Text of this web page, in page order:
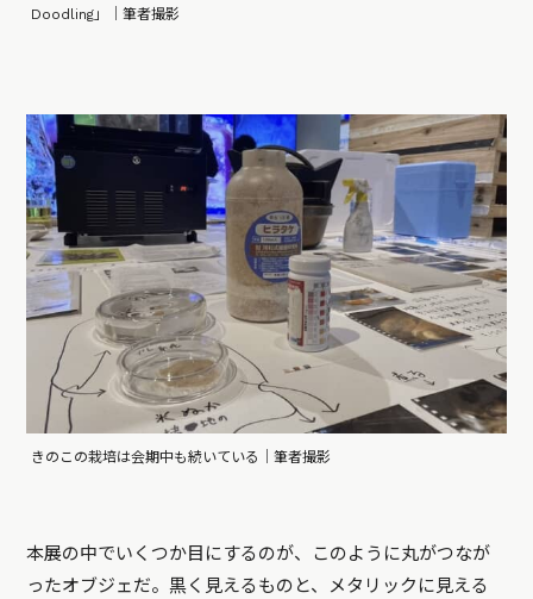
Doodling」｜筆者撮影
きのこの栽培は会期中も続いている｜筆者撮影
本展の中でいくつか目にするのが、このように丸がつなが
ったオブジェだ。黒く見えるものと、メタリックに見える